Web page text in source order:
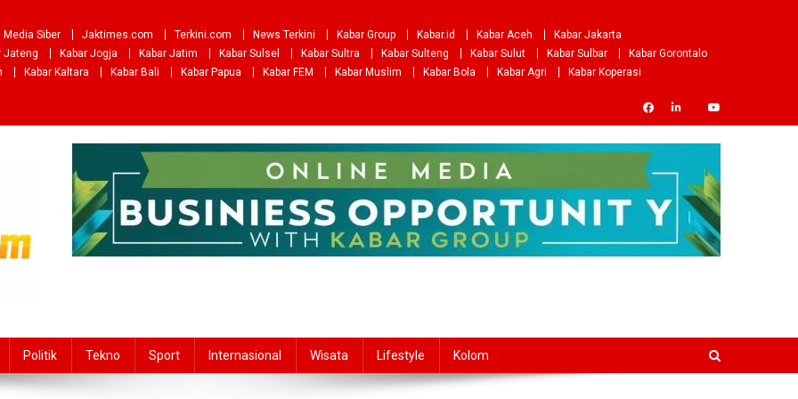
Media Siber Jaktimes.com Terkini.com News Terkini Kabar Group Kabar.id Kabar Aceh
Kabar Jakarta
Jateng Kabar Jogja Kabar Jatim Kabar Sulsel Kabar Sultra Kabar Sulteng Kabar Sulut Kabar Sulbar
Kabar Gorontalo
Kabar Kaltara Kabar Bali Kabar Papua Kabar FEM Kabar Muslim Kabar Bola Kabar Agri
Kabar Koperasi
Politik Tekno Sport Internasional Wisata Lifestyle Kolom